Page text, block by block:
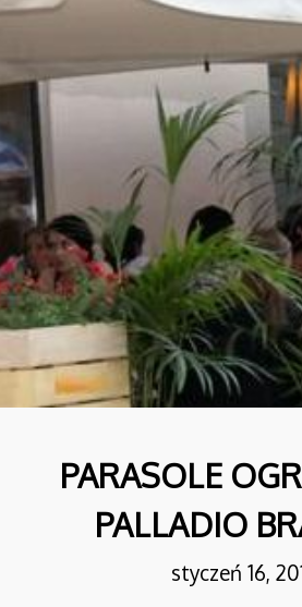
10
LISTOPAD
2024
MASURIA ARTE
13
WRZESIEŃ
RESTAURACJA
& CO W
MAJ
2023
PARASOL PROSTOR
CZASZOWY
PARASOLE
PALLADIO
styczeń 16,